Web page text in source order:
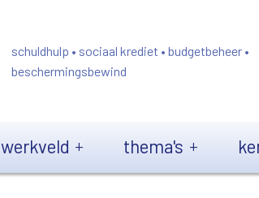
schuldhulp • sociaal krediet • budgetbeheer •
beschermingsbewind
werkveld thema's